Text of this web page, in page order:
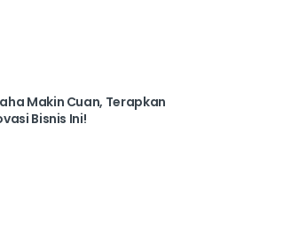
Makin Cuan, Terapkan
Bisnis Ini!